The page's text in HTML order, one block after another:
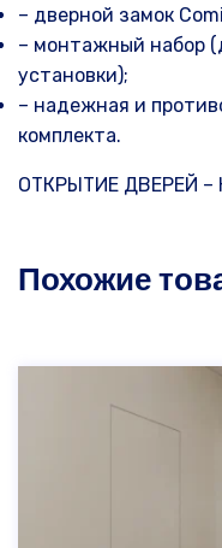
– дверной замок
– монтажный набор
установки);
– надежная и
комплекта.
ОТКРЫТИЕ ДВЕРЕЙ –
Похожие